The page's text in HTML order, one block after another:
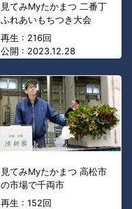
見てみMyたかまつ 二番丁
ふれあいもちつき大会
再生 : 216回
公開 : 2023.12.28
見てみMyたかまつ 高松市
の市場で千両市
再生 : 152回